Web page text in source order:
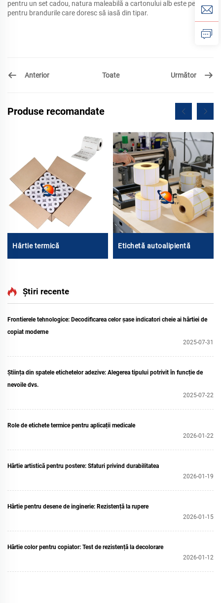
pentru un set cadou, natura maleabilă a cartonului alb este perfectă
pentru brandurile care doresc să iasă din tipar.
Anterior Toate Următor
Produse recomandate
Hârtie termică Etichetă autoalipientă
Știri recente
Frontierele tehnologice: Decodificarea celor șase indicatori cheie ai hârtiei de
copiat moderne
2025-07-31
Știința din spatele etichetelor adezive: Alegerea tipului potrivit în funcție de
nevoile dvs.
2025-07-22
Role de etichete termice pentru aplicații medicale
2026-01-22
Hârtie artistică pentru postere: Sfaturi privind durabilitatea
2026-01-19
Hârtie pentru desene de inginerie: Rezistență la rupere
2026-01-15
Hârtie color pentru copiator: Test de rezistență la decolorare
2026-01-12